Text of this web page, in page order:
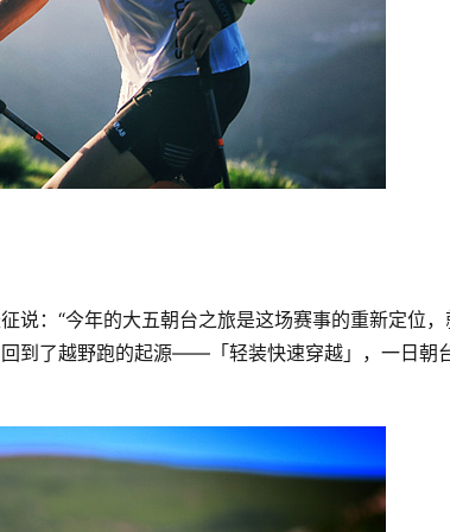
说：“今年的大五朝台之旅是这场赛事的重新定位，
到了越野跑的起源——「轻装快速穿越」，一日朝